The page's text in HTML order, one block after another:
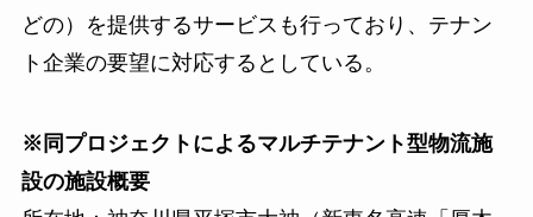
どの）を提供するサービスも行っており、テナン
ト企業の要望に対応するとしている。
※同プロジェクトによるマルチテナント型物流施
設の施設概要